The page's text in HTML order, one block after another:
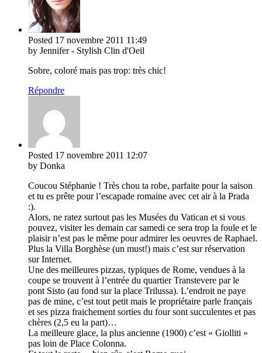
Posted 17 novembre 2011 11:49
by Jennifer - Stylish Clin d'Oeil
Sobre, coloré mais pas trop: très chic!
Répondre
Posted 17 novembre 2011 12:07
by Donka
Coucou Stéphanie ! Très chou ta robe, parfaite pour la saison
et tu es prête pour l’escapade romaine avec cet air à la Prada
:).
Alors, ne ratez surtout pas les Musées du Vatican et si vous
pouvez, visiter les demain car samedi ce sera trop la foule et le
plaisir n’est pas le même pour admirer les oeuvres de Raphael.
Plus la Villa Borghèse (un must!) mais c’est sur réservation
sur Internet.
Une des meilleures pizzas, typiques de Rome, vendues à la
coupe se trouvent à l’entrée du quartier Transtevere par le
pont Sisto (au fond sur la place Trilussa). L’endroit ne paye
pas de mine, c’est tout petit mais le propriétaire parle français
et ses pizza fraichement sorties du four sont succulentes et pas
chères (2,5 eu la part)…
La meilleure glace, la plus ancienne (1900) c’est « Giolliti »
pas loin de Place Colonna.